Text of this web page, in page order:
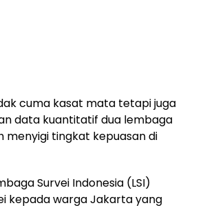
cuma kasat mata tetapi juga
data kuantitatif dua lembaga
menyigi tingkat kepuasan di
Survei Indonesia (LSI)
kepada warga Jakarta yang